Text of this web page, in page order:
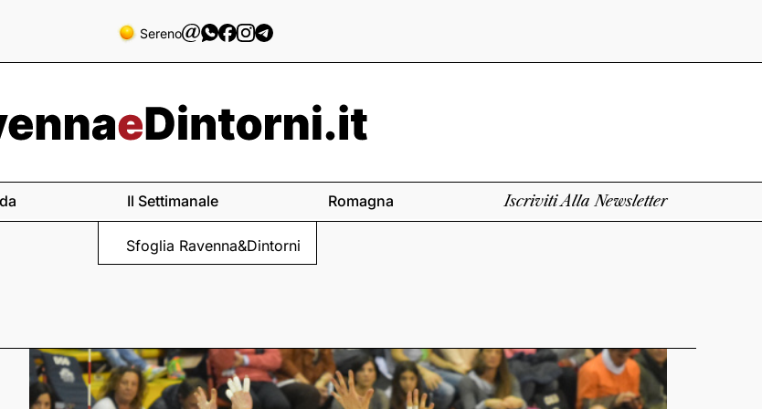
Sereno
Il Settimanale
Sfoglia Ravenna&Dintorni
Romagna Iscriviti Alla Newsletter